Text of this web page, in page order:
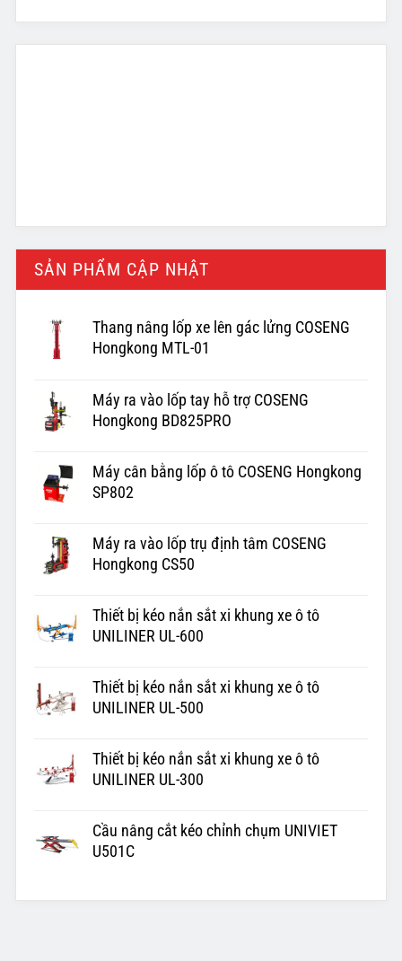
SẢN PHẨM CẬP NHẬT
Thang nâng lốp xe lên gác lửng COSENG
Hongkong MTL-01
Máy ra vào lốp tay hỗ trợ COSENG
Hongkong BD825PRO
Máy cân bằng lốp ô tô COSENG Hongkong
SP802
Máy ra vào lốp trụ định tâm COSENG
Hongkong CS50
Thiết bị kéo nắn sắt xi khung xe ô tô
UNILINER UL-600
Thiết bị kéo nắn sắt xi khung xe ô tô
UNILINER UL-500
Thiết bị kéo nắn sắt xi khung xe ô tô
UNILINER UL-300
Cầu nâng cắt kéo chỉnh chụm UNIVIET
U501C